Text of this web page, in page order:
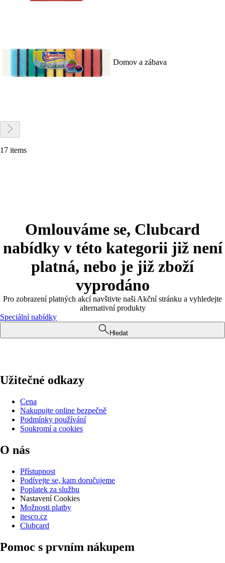
Domov a zábava
17 items
Omlouváme se, Clubcard
nabídky v této kategorii již není
platná, nebo je již zboží
vyprodáno
Pro zobrazení platných akcí navštivte naši Akční stránku a vyhledejte
alternativní produkty
Speciální nabídky
Hledat
Užitečné odkazy
Cena
Nakupujte online bezpečně
Podmínky používání
Soukromí a cookies
O nás
Přístupnost
Podívejte se, kam doručujeme
Poplatek za službu
Nastavení Cookies
Možnosti platby
itesco.cz
Clubcard
Pomoc s prvním nákupem